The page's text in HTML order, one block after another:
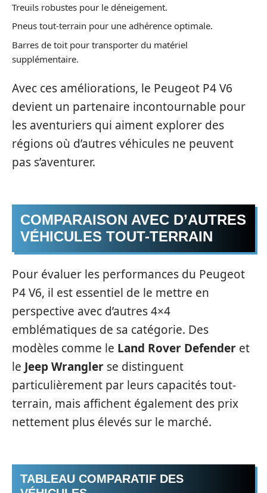
Treuils robustes pour le déneigement.
Pneus tout-terrain pour une adhérence optimale.
Barres de toit pour transporter du matériel
supplémentaire.
Avec ces améliorations, le Peugeot P4 V6
devient un partenaire incontournable pour
les aventuriers qui aiment explorer des
régions où d’autres véhicules ne peuvent
pas s’aventurer.
COMPARAISON AVEC D’AUTRES
VÉHICULES TOUT-TERRAIN
Pour évaluer les performances du Peugeot
P4 V6, il est essentiel de le mettre en
perspective avec d’autres 4×4
emblématiques de sa catégorie. Des
modèles comme le Land Rover Defender et
le Jeep Wrangler se distinguent
particulièrement par leurs capacités tout-
terrain, mais affichent également des prix
nettement plus élevés sur le marché.
TABLEAU COMPARATIF DES